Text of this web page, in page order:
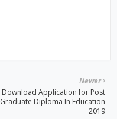
Newer
Download Application for Post
Graduate Diploma In Education
2019